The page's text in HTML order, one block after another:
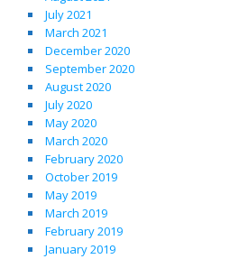
July 2021
March 2021
December 2020
September 2020
August 2020
July 2020
May 2020
March 2020
February 2020
October 2019
May 2019
March 2019
February 2019
January 2019